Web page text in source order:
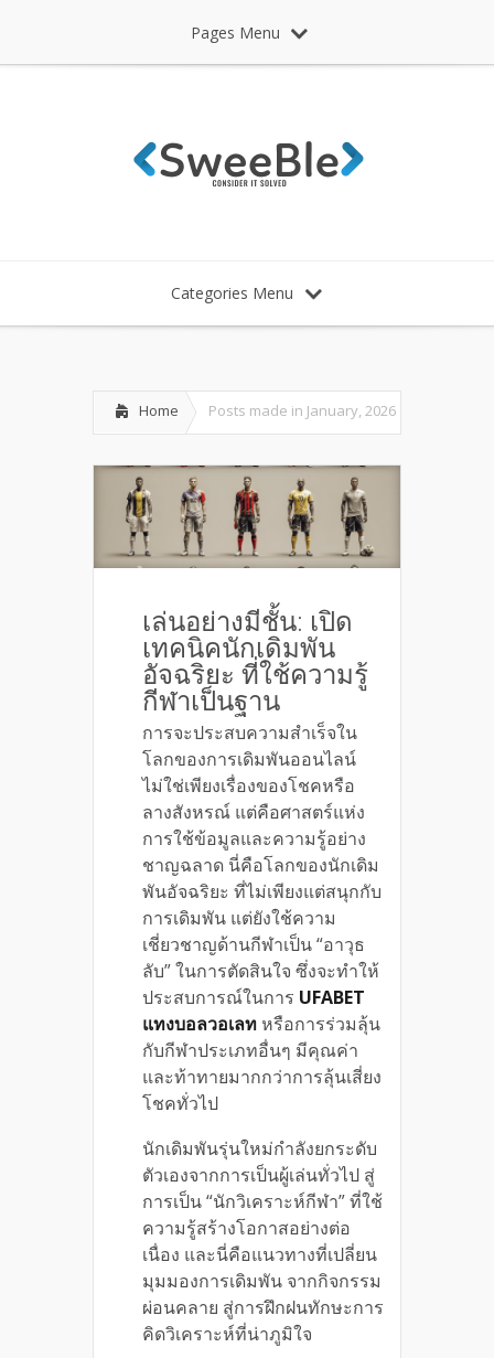
Pages Menu
Categories Menu
Home Posts made in January, 2026
เล่นอย่างมีชั้น: เปิด
เทคนิคนักเดิมพัน
อัจฉริยะ ที่ใช้ความรู้
กีฬาเป็นฐาน
การจะประสบความสำเร็จใน
โลกของการเดิมพันออนไลน์
ไม่ใช่เพียงเรื่องของโชคหรือ
ลางสังหรณ์ แต่คือศาสตร์แห่ง
การใช้ข้อมูลและความรู้อย่าง
ชาญฉลาด นี่คือโลกของนักเดิม
พันอัจฉริยะ ที่ไม่เพียงแต่สนุกกับ
การเดิมพัน แต่ยังใช้ความ
เชี่ยวชาญด้านกีฬาเป็น “อาวุธ
ลับ” ในการตัดสินใจ ซึ่งจะทำให้
ประสบการณ์ในการ UFABET
แทงบอลวอเลท หรือการร่วมลุ้น
กับกีฬาประเภทอื่นๆ มีคุณค่า
และท้าทายมากกว่าการลุ้นเสี่ยง
โชคทั่วไป
นักเดิมพันรุ่นใหม่กำลังยกระดับ
ตัวเองจากการเป็นผู้เล่นทั่วไป สู่
การเป็น “นักวิเคราะห์กีฬา” ที่ใช้
ความรู้สร้างโอกาสอย่างต่อ
เนื่อง และนี่คือแนวทางที่เปลี่ยน
มุมมองการเดิมพัน จากกิจกรรม
ผ่อนคลาย สู่การฝึกฝนทักษะการ
คิดวิเคราะห์ที่น่าภูมิใจ